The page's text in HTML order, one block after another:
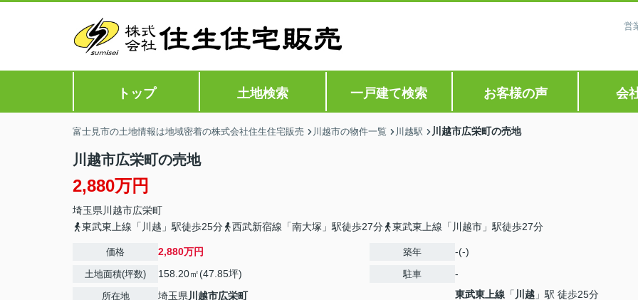
営
トップ 土地検索 一戸建て検索 お客様の声 会
富士見市の土地情報は地域密着の株式会社住生住宅販売 川越市の物件一覧 川越駅 川越市広栄町の売地
川越市広栄町の売地
2,880万円
埼玉県 川越市広栄町
東武東上線「川越」駅徒歩25分
西武新宿線「南大塚」駅徒歩27分 東武東上線「川越市」駅徒歩27分
価格 2,880万円
土地面積(坪数) 158.20㎡(47.85坪)
所在地 埼玉県川越市広栄町
築年 -(-)
駐車 -
東武東上線 「 川越 」駅 徒歩25分